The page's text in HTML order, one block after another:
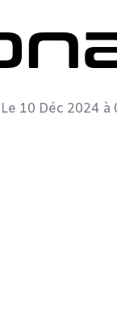
| Le 10 Déc 2024 à